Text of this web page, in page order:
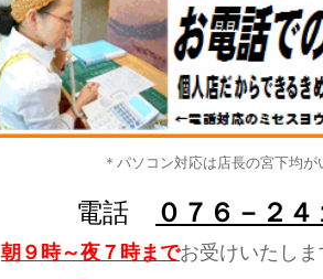
＊パソコン対応は店長の宮下均が
電話 ０７６－２
朝９時～夜７時までお受けいたしま